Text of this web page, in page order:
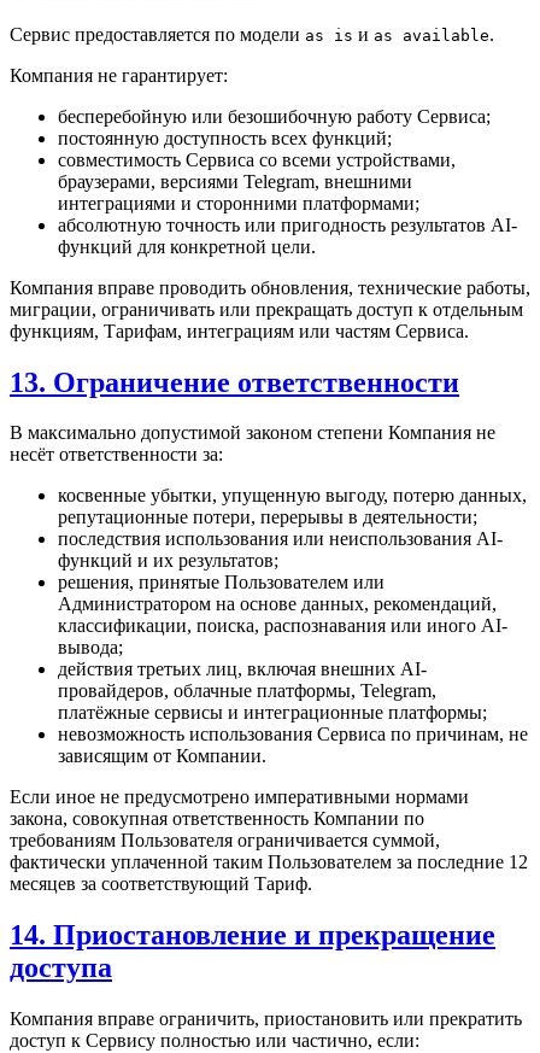
Сервис предоставляется по модели as is и as available.
Компания не гарантирует:
бесперебойную или безошибочную работу Сервиса;
постоянную доступность всех функций;
совместимость Сервиса со всеми устройствами,
браузерами, версиями Telegram, внешними
интеграциями и сторонними платформами;
абсолютную точность или пригодность результатов AI-
функций для конкретной цели.
Компания вправе проводить обновления, технические работы,
миграции, ограничивать или прекращать доступ к отдельным
функциям, Тарифам, интеграциям или частям Сервиса.
13. Ограничение ответственности
В максимально допустимой законом степени Компания не
несёт ответственности за:
косвенные убытки, упущенную выгоду, потерю данных,
репутационные потери, перерывы в деятельности;
последствия использования или неиспользования AI-
функций и их результатов;
решения, принятые Пользователем или
Администратором на основе данных, рекомендаций,
классификации, поиска, распознавания или иного AI-
вывода;
действия третьих лиц, включая внешних AI-
провайдеров, облачные платформы, Telegram,
платёжные сервисы и интеграционные платформы;
невозможность использования Сервиса по причинам, не
зависящим от Компании.
Если иное не предусмотрено императивными нормами
закона, совокупная ответственность Компании по
требованиям Пользователя ограничивается суммой,
фактически уплаченной таким Пользователем за последние 12
месяцев за соответствующий Тариф.
14. Приостановление и прекращение
доступа
Компания вправе ограничить, приостановить или прекратить
доступ к Сервису полностью или частично, если: